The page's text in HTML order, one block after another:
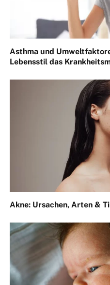
Asthma und
Lebensstil das
Akne: Ursachen, Arten &